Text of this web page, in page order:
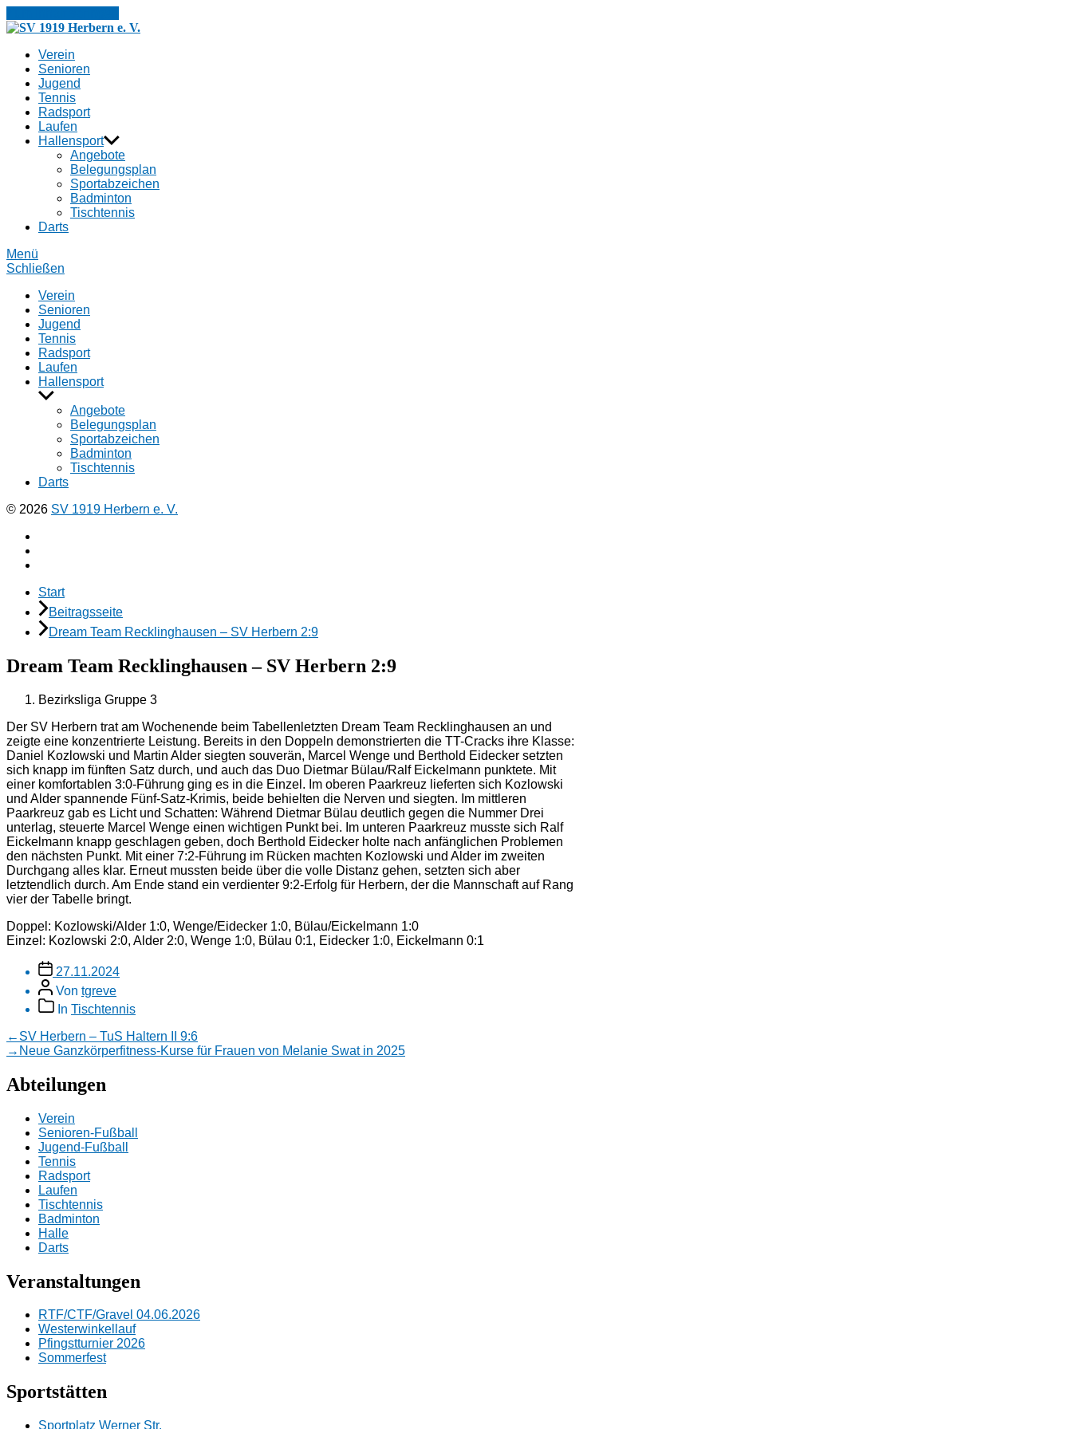
Verein
Senioren
Jugend
Tennis
Radsport
Laufen
Hallensport
Angebote
Belegungsplan
Sportabzeichen
Badminton
Tischtennis
Darts
Menü
Schließen
Verein
Senioren
Jugend
Tennis
Radsport
Laufen
Hallensport
Untermenü
anzeigenAngebote
Belegungsplan
Sportabzeichen
Badminton
Tischtennis
Darts
© 2026 SV 1919 Herbern e. V.
Start
Beitragsseite
Dream Team Recklinghausen – SV Herbern 2:9
Dream Team Recklinghausen – SV Herbern 2:9
Bezirksliga Gruppe 3
Der SV Herbern trat am Wochenende beim Tabellenletzten Dream Team Recklinghausen an und
zeigte eine konzentrierte Leistung. Bereits in den Doppeln demonstrierten die TT-Cracks ihre Klasse:
Daniel Kozlowski und Martin Alder siegten souverän, Marcel Wenge und Berthold Eidecker setzten
sich knapp im fünften Satz durch, und auch das Duo Dietmar Bülau/Ralf Eickelmann punktete. Mit
einer komfortablen 3:0-Führung ging es in die Einzel. Im oberen Paarkreuz lieferten sich Kozlowski
und Alder spannende Fünf-Satz-Krimis, beide behielten die Nerven und siegten. Im mittleren
Paarkreuz gab es Licht und Schatten: Während Dietmar Bülau deutlich gegen die Nummer Drei
unterlag, steuerte Marcel Wenge einen wichtigen Punkt bei. Im unteren Paarkreuz musste sich Ralf
Eickelmann knapp geschlagen geben, doch Berthold Eidecker holte nach anfänglichen Problemen
den nächsten Punkt. Mit einer 7:2-Führung im Rücken machten Kozlowski und Alder im zweiten
Durchgang alles klar. Erneut mussten beide über die volle Distanz gehen, setzten sich aber
letztendlich durch. Am Ende stand ein verdienter 9:2-Erfolg für Herbern, der die Mannschaft auf Rang
vier der Tabelle bringt.
Doppel: Kozlowski/Alder 1:0, Wenge/Eidecker 1:0, Bülau/Eickelmann 1:0
Einzel: Kozlowski 2:0, Alder 2:0, Wenge 1:0, Bülau 0:1, Eidecker 1:0, Eickelmann 0:1
Veröffentlichungsdatum
27.11.2024
Beitragsautor
Von tgreve
Beitragskategorien
In Tischtennis
Beitragsnavigation
← Vorheriger
Beitrag:
SV Herbern – TuS Haltern II 9:6
→ Nächster
Neue Ganzkörperfitness-Kurse für Frauen von Melanie Swat in 2025
Abteilungen
Verein
Senioren-Fußball
Jugend-Fußball
Tennis
Radsport
Laufen
Tischtennis
Badminton
Halle
Darts
Veranstaltungen
RTF/CTF/Gravel 04.06.2026
Westerwinkellauf
Pfingstturnier 2026
Sommerfest
Sportstätten
Sportplatz Werner Str.